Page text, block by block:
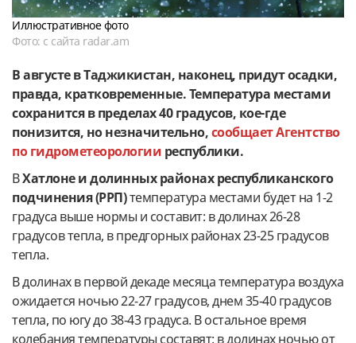
Иллюстративное фото
Фото: с сайта radar.am
В августе в Таджикистан, наконец, придут осадки,
правда, кратковременные. Температура местами
сохранится в пределах 40 градусов, кое-где
понизится, но незначительно,сообщает Агентство
по гидрометеорологии республики.
ВХатлоне и долинных районах республиканского
подчинения (РРП)температура местами будет на 1-2
градуса выше нормы и составит: в долинах 26-28
градусов тепла, в предгорных районах 23-25 градусов
тепла.
В долинах в первой декаде месяца температура воздуха
ожидается ночью 22-27 градусов, днем 35-40 градусов
тепла, по югу до 38-43 градуса. В остальное время
колебания температуры составят: в долинах ночью от